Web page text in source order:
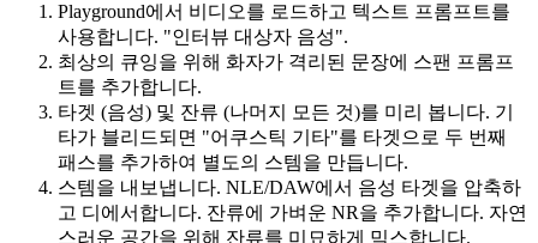
Playground에서 비디오를 로드하고 텍스트 프롬프트를
사용합니다. "인터뷰 대상자 음성".
최상의 큐잉을 위해 화자가 격리된 문장에 스팬 프롬프
트를 추가합니다.
타겟 (음성) 및 잔류 (나머지 모든 것)를 미리 봅니다. 기
타가 블리드되면 "어쿠스틱 기타"를 타겟으로 두 번째
패스를 추가하여 별도의 스템을 만듭니다.
스템을 내보냅니다. NLE/DAW에서 음성 타겟을 압축하
고 디에서합니다. 잔류에 가벼운 NR을 추가합니다. 자연
스러운 공간을 위해 잔류를 미묘하게 믹스합니다.